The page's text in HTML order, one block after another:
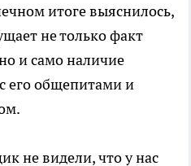
итоге выяснилось,
не только факт
и само наличие
его общепитами и
не видели, что у нас